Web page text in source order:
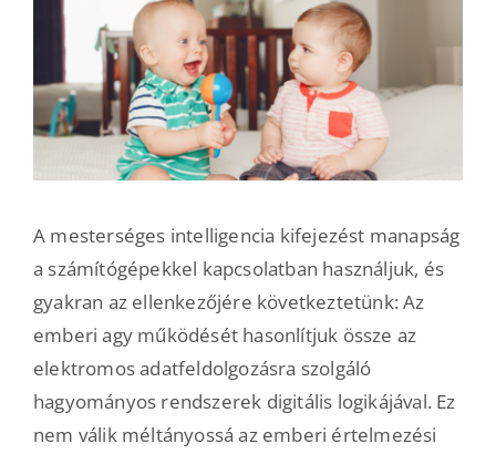
A mesterséges intelligencia kifejezést manapság
a számítógépekkel kapcsolatban használjuk, és
gyakran az ellenkezőjére következtetünk: Az
emberi agy működését hasonlítjuk össze az
elektromos adatfeldolgozásra szolgáló
hagyományos rendszerek digitális logikájával. Ez
nem válik méltányossá az emberi értelmezési